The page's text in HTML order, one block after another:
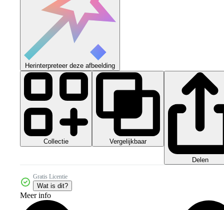
Herinterpreteer deze afbeelding
Collectie Vergelijkbaar
Delen
Gratis Licentie
Wat is dit?
Meer info